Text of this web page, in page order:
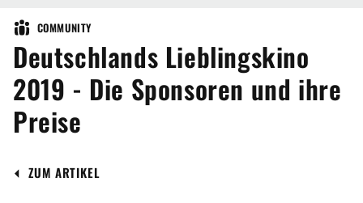
COMMUNITY
Deutschlands Lieblingskino
2019 - Die Sponsoren und ihre
Preise
ZUM ARTIKEL